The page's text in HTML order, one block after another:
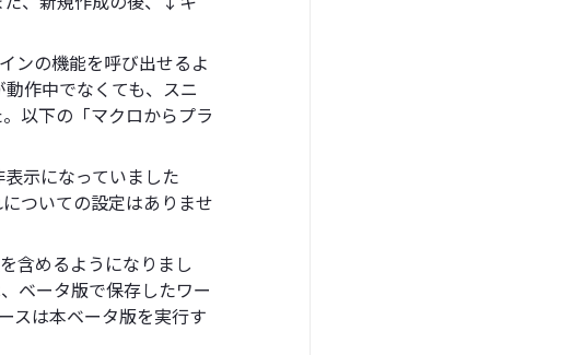
ンの機能を呼び出せるよ
作中でなくても、スニ
以下の「マクロからプラ
示になっていました
ついての設定はありませ
含めるようになりまし
ベータ版で保存したワー
スは本ベータ版を実行す